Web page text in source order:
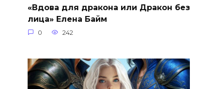
«Вдова для дракона или Дракон без
лица» Елена Байм
0 242